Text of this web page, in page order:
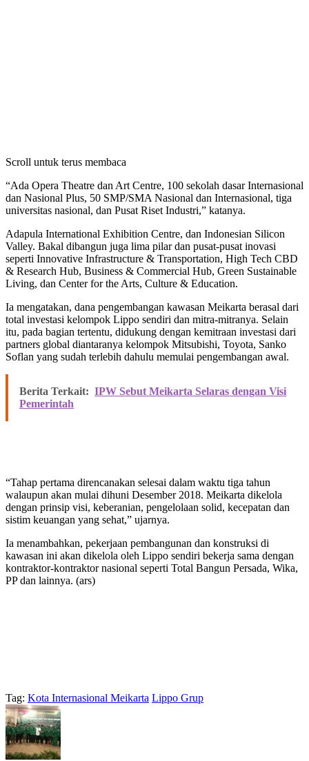
Scroll untuk terus membaca
“Ada Opera Theatre dan Art Centre, 100 sekolah dasar Internasional
dan Nasional Plus, 50 SMP/SMA Nasional dan Internasional, tiga
universitas nasional, dan Pusat Riset Industri,” katanya.
Adapula International Exhibition Centre, dan Indonesian Silicon
Valley. Bakal dibangun juga lima pilar dan pusat-pusat inovasi
seperti Innovative Infrastructure & Transportation, High Tech CBD
& Research Hub, Business & Commercial Hub, Green Sustainable
Living, dan Center for the Arts, Culture & Education.
Ia mengatakan, dana pengembangan kawasan Meikarta berasal dari
total investasi kelompok Lippo sendiri dan mitra-mitranya. Selain
itu, pada bagian tertentu, didukung dengan kemitraan investasi dari
partners global diantaranya kelompok Mitsubishi, Toyota, Sanko
Soflan yang sudah terlebih dahulu memulai pengembangan awal.
Berita Terkait: IPW Sebut Meikarta Selaras dengan Visi
Pemerintah
“Tahap pertama direncanakan selesai dalam waktu tiga tahun
walaupun akan mulai dihuni Desember 2018. Meikarta dikelola
dengan prinsip visi, keberanian, pengelolaan solid, kecepatan dan
sistim keuangan yang sehat,” ujarnya.
Ia menambahkan, pekerjaan pembangunan dan konstruksi di
kawasan ini akan dikelola oleh Lippo sendiri bekerja sama dengan
kontraktor-kontraktor nasional seperti Total Bangun Persada, Wika,
PP dan lainnya. (ars)
Tag: Kota Internasional Meikarta Lippo Grup